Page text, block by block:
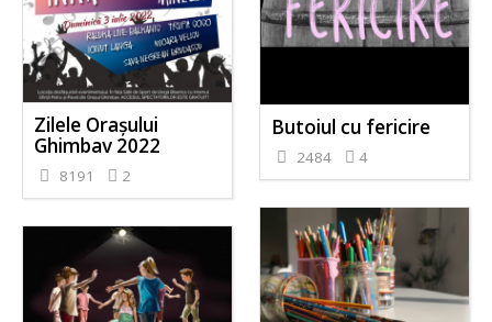
Zilele Orașului
Ghimbav 2022
8191 2
Butoiul cu fericire
2484 4